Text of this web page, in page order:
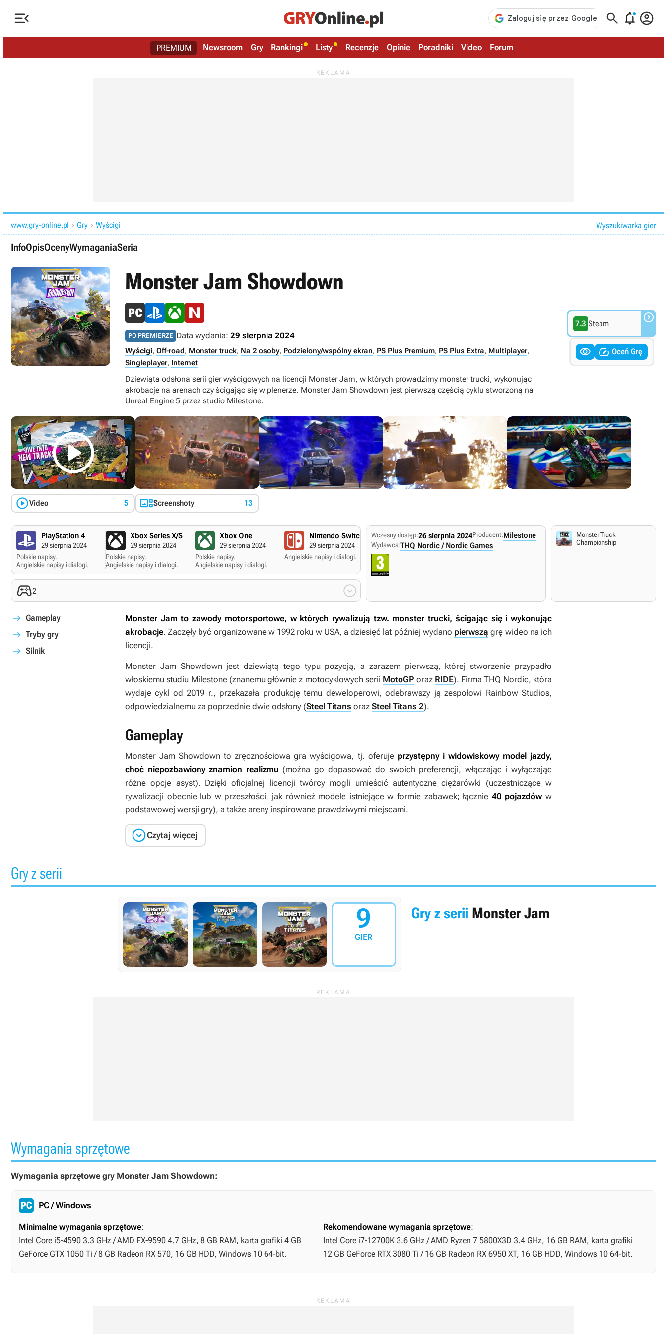
   
PREMIUM Newsroom Gry Rankingi Listy Recenzje Opinie Poradniki Video Forum
www.gry-online.pl  Gry  Wyścigi Wyszukiwarka gier
InfoOpisOcenyWymaganiaSeria
Monster Jam Showdown
PO PREMIERZE Data wydania: 29 sierpnia 2024
Wyścigi, Off-road, Monster truck, Na 2 osoby, Podzielony/wspólny ekran, PS Plus Premium, PS Plus Extra, Multiplayer,
Singleplayer, Internet
Dziewiąta odsłona serii gier wyścigowych na licencji Monster Jam, w których prowadzimy monster trucki, wykonując
akrobacje na arenach czy ścigając się w plenerze. Monster Jam Showdown jest pierwszą częścią cyklu stworzoną na
Unreal Engine 5 przez studio Milestone.
7.3 Steam 
  Oceń Grę

Video 5 Screenshoty 13
PlayStation 4
29 sierpnia 2024
Polskie napisy.
Angielskie napisy i dialogi.
Xbox Series X/S
29 sierpnia 2024
Polskie napisy.
Angielskie napisy i dialogi.
Xbox One
29 sierpnia 2024
Polskie napisy.
Angielskie napisy i dialogi.
Nintendo Switch
29 sierpnia 2024
Angielskie napisy i dialogi.
PC Windows
29 sierpnia 2024
Polskie napisy.
Angielskie napisy i dialogi.
PlayStation 5
29 sierpnia 2024
2 
Wczesny dostęp:26 sierpnia 2024Producent:Milestone
Wydawca:THQ Nordic / Nordic Games
Monster Truck
Championship
Gameplay
Tryby gry
Silnik
Monster Jam to zawody motorsportowe, w których rywalizują tzw. monster trucki, ścigając się i wykonując
akrobacje. Zaczęły być organizowane w 1992 roku w USA, a dziesięć lat później wydano pierwszą grę wideo na ich
licencji.
Monster Jam Showdownjest dziewiątą tego typu pozycją, a zarazem pierwszą, której stworzenie przypadło
włoskiemu studiu Milestone (znanemu głównie z motocyklowych serii MotoGP oraz RIDE). Firma THQ Nordic, która
wydaje cykl od 2019 r., przekazała produkcję temu deweloperowi, odebrawszy ją zespołowi Rainbow Studios,
odpowiedzialnemu za poprzednie dwie odsłony (Steel Titans oraz Steel Titans 2).
Gameplay
Monster Jam Showdown to zręcznościowa gra wyścigowa, tj. oferuje przystępny i widowiskowy model jazdy,
choć niepozbawiony znamion realizmu (można go dopasować do swoich preferencji, włączając i wyłączając
różne opcje asyst). Dzięki oficjalnej licencji twórcy mogli umieścić autentyczne ciężarówki (uczestniczące w
rywalizacji obecnie lub w przeszłości, jak również modele istniejące w formie zabawek; łącznie 40 pojazdóww
podstawowej wersji gry), a także areny inspirowane prawdziwymi miejscami.
Czytaj więcej
Gry z serii
9
GIER
Gry z seriiMonster Jam
Wymagania sprzętowe
Wymagania sprzętowe gry Monster Jam Showdown:
PC / Windows
Minimalne wymagania sprzętowe:
Intel Core i5-4590 3.3 GHz / AMD FX-9590 4.7 GHz, 8 GB RAM, karta grafiki 4 GB
GeForce GTX 1050 Ti / 8 GB Radeon RX 570, 16 GB HDD, Windows 10 64-bit.
Rekomendowane wymagania sprzętowe:
Intel Core i7-12700K 3.6 GHz / AMD Ryzen 7 5800X3D 3.4 GHz, 16 GB RAM, karta grafiki
12 GB GeForce RTX 3080 Ti / 16 GB Radeon RX 6950 XT, 16 GB HDD, Windows 10 64-bit.